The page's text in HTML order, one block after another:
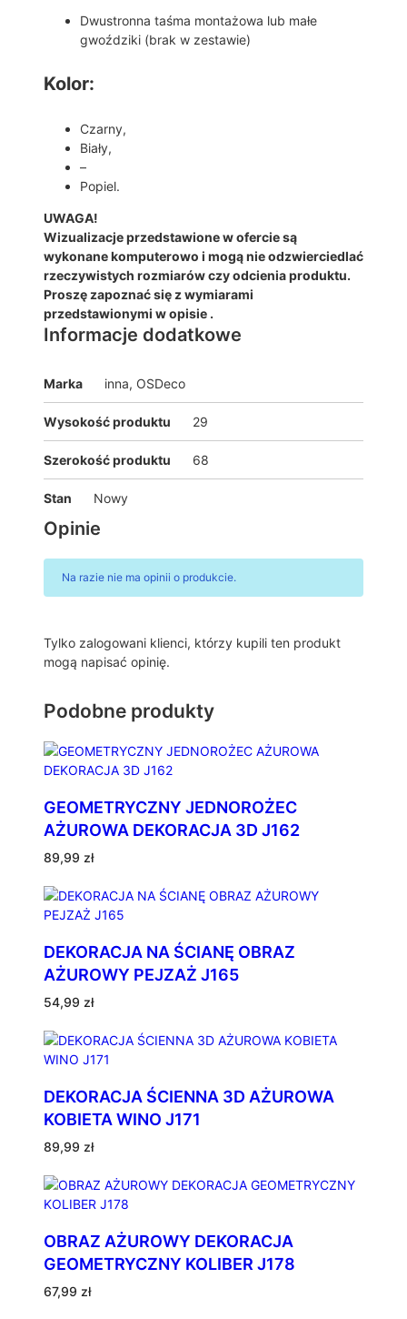
Dwustronna taśma montażowa lub małe
gwoździki (brak w zestawie)
Kolor:
Czarny,
Biały,
–
Popiel.
UWAGA!
Wizualizacje przedstawione w ofercie są
wykonane komputerowo i mogą nie odzwierciedlać
rzeczywistych rozmiarów czy odcienia produktu.
Proszę zapoznać się z wymiarami
przedstawionymi w opisie .
Informacje dodatkowe
Marka inna, OSDeco
Wysokość produktu 29
Szerokość produktu 68
Stan Nowy
Opinie
Na razie nie ma opinii o produkcie.
Tylko zalogowani klienci, którzy kupili ten produkt
mogą napisać opinię.
Podobne produkty
GEOMETRYCZNY JEDNOROŻEC
AŻUROWA DEKORACJA 3D J162
89,99 zł
DEKORACJA NA ŚCIANĘ OBRAZ
AŻUROWY PEJZAŻ J165
54,99 zł
DEKORACJA ŚCIENNA 3D AŻUROWA
KOBIETA WINO J171
89,99 zł
OBRAZ AŻUROWY DEKORACJA
GEOMETRYCZNY KOLIBER J178
67,99 zł